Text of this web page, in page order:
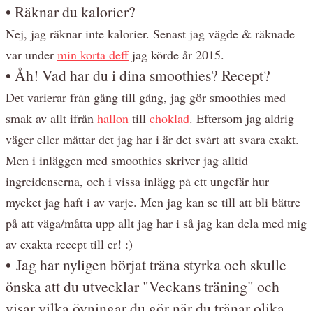
• Räknar du kalorier?
Nej, jag räknar inte kalorier. Senast jag vägde & räknade
var under min korta deffjag körde år 2015.
• Åh! Vad har du i dina smoothies? Recept?
Det varierar från gång till gång, jag gör smoothies med
smak av allt ifrån hallon till choklad. Eftersom jag aldrig
väger eller måttar det jag har i är det svårt att svara exakt.
Men i inläggen med smoothies skriver jag alltid
ingreidenserna, och i vissa inlägg på ett ungefär hur
mycket jag haft i av varje. Men jag kan se till att bli bättre
på att väga/måtta upp allt jag har i så jag kan dela med mig
av exakta recept till er! :)
• Jag har nyligen börjat träna styrka och skulle
önska att du utvecklar "Veckans träning" och